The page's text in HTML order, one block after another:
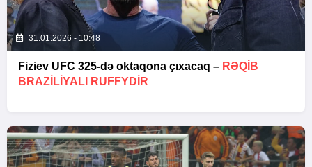
31.01.2026 - 10:48
Fiziev UFC 325-də oktaqona çıxacaq – RƏQIB
BRAZILIYALI RUFFYDIR